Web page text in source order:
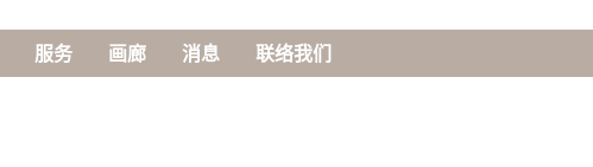
服务 画廊 消息 联络我们